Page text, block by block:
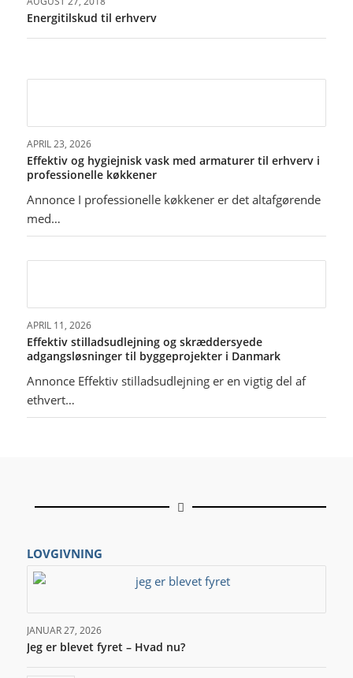
Energitilskud til erhverv
APRIL 23, 2026
Effektiv og hygiejnisk vask med armaturer til erhverv i
professionelle køkkener
Annonce I professionelle køkkener er det altafgørende
med…
APRIL 11, 2026
Effektiv stilladsudlejning og skræddersyede
adgangsløsninger til byggeprojekter i Danmark
Annonce Effektiv stilladsudlejning er en vigtig del af
ethvert…
LOVGIVNING
JANUAR 27, 2026
Jeg er blevet fyret – Hvad nu?